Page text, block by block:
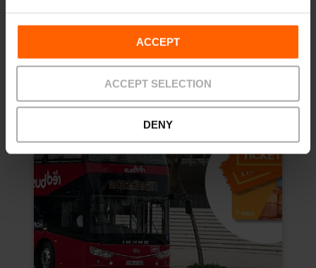
ACCEPT
ACCEPT SELECTION
DENY
13,50 €